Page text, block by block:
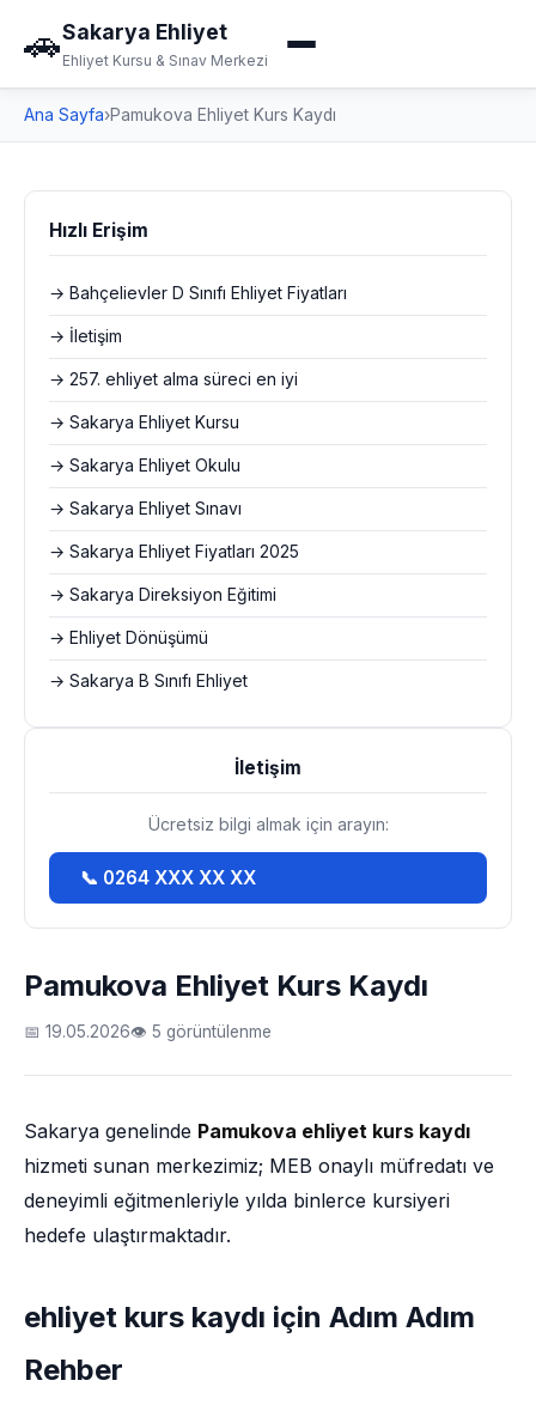
🚗Sakarya Ehliyet
Ehliyet Kursu & Sınav Merkezi
Ana Sayfa›Pamukova Ehliyet Kurs Kaydı
Pamukova Ehliyet Kurs Kaydı
📅 19.05.2026👁 5 görüntülenme
Sakarya genelinde Pamukova ehliyet kurs kaydı
hizmeti sunan merkezimiz; MEB onaylı müfredatı ve
deneyimli eğitmenleriyle yılda binlerce kursiyeri
hedefe ulaştırmaktadır.
ehliyet kurs kaydı için Adım Adım
Rehber
Hızlı Erişim
→ Bahçelievler D Sınıfı Ehliyet Fiyatları
→ İletişim
→ 257. ehliyet alma süreci en iyi
→ Sakarya Ehliyet Kursu
→ Sakarya Ehliyet Okulu
→ Sakarya Ehliyet Sınavı
→ Sakarya Ehliyet Fiyatları 2025
→ Sakarya Direksiyon Eğitimi
→ Ehliyet Dönüşümü
→ Sakarya B Sınıfı Ehliyet
İletişim
Ücretsiz bilgi almak için arayın:
📞 0264 XXX XX XX